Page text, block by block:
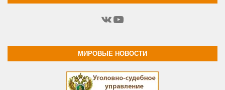
ВКонтакте
YouTube
МИРОВЫЕ НОВОСТИ